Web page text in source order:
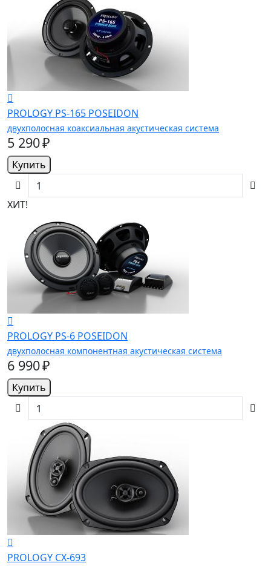
PROLOGY PS-165 POSEIDON
двухполосная коаксиальная акустическая система
5 290 ₽
Купить
ХИТ!
PROLOGY PS-6 POSEIDON
двухполосная компонентная акустическая система
6 990 ₽
Купить
PROLOGY CX-693